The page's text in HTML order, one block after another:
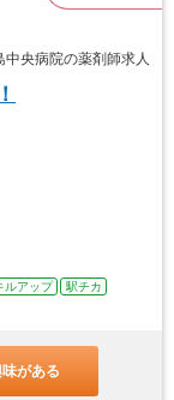
央病院の薬剤師求人
ルアップ
駅チカ
がある